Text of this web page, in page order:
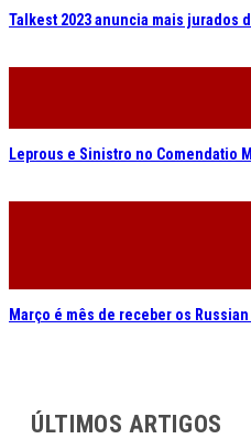
Talkest 2023 anuncia mais jurados
Leprous e Sinistro no Comendatio
Março é mês de receber os
ÚLTIMOS ARTIGOS